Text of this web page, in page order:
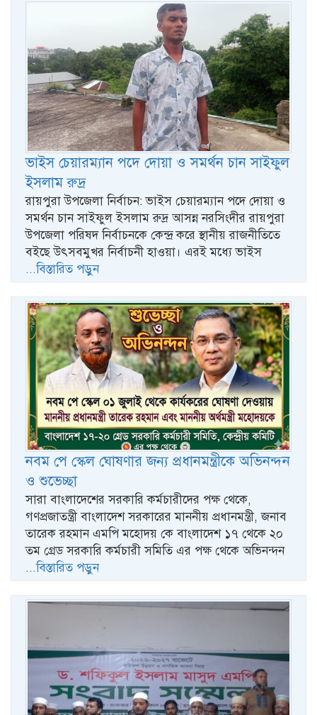
ভাইস চেয়ারম্যান পদে দোয়া ও সমর্থন চান সাইফুল
ইসলাম রুদ্র
রায়পুরা উপজেলা নির্বাচন: ভাইস চেয়ারম্যান পদে দোয়া ও
সমর্থন চান সাইফুল ইসলাম রুদ্র আসন্ন নরসিংদীর রায়পুরা
উপজেলা পরিষদ নির্বাচনকে কেন্দ্র করে স্থানীয় রাজনীতিতে
বইছে উৎসবমুখর নির্বাচনী হাওয়া। এরই মধ্যে ভাইস
...বিস্তারিত পড়ুন
নবম পে স্কেল ঘোষণার জন্য প্রধানমন্ত্রীকে অভিনন্দন
ও শুভেচ্ছা
সারা বাংলাদেশের সরকারি কর্মচারীদের পক্ষ থেকে,
গণপ্রজাতন্ত্রী বাংলাদেশ সরকারের মাননীয় প্রধানমন্ত্রী, জনাব
তারেক রহমান এমপি মহোদয় কে বাংলাদেশ ১৭ থেকে ২০
তম গ্রেড সরকারি কর্মচারী সমিতি এর পক্ষ থেকে অভিনন্দন
...বিস্তারিত পড়ুন